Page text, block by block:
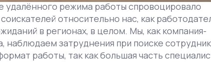
удалённого режима работы спровоцировало
относительно нас, как
в регионах, в целом. Мы, как компания-
затруднения при поиске
работы, так как большая часть